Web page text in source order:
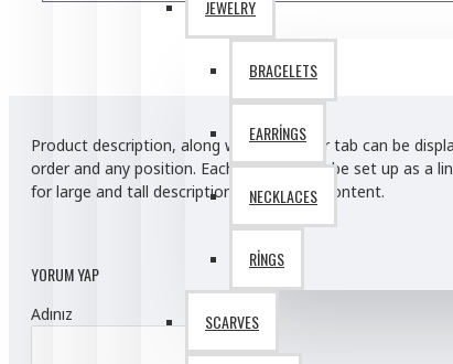
Sarah Bell
Anti-Dandruff Shampoo
Body Scrub
Gym Wear
Hydrating Face Cream
JEWELRY
BRACELETS
EARRINGS
NECKLACES
RINGS
SCARVES
Product description, along with any other tab can be
order and any position. Each tab can also be set up as a
for large and tall descriptions or custom content.
YORUM YAP
Adınız